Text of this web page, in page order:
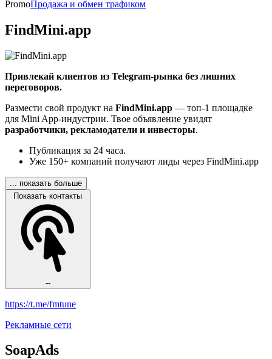
PromoПродажа и обмен трафиком
FindMini.app
Привлекай клиентов из Telegram-рынка без лишних
переговоров.
Размести свой продукт на FindMini.app — топ-1 площадке
для Mini App-индустрии. Твое объявление увидят
разработчики, рекламодатели и инвесторы.
Публикация за 24 часа.
Уже 150+ компаний получают лиды через FindMini.app
... показать больше
Показать контакты
--
https://t.me/fmtune
Рекламные сети
SoapAds